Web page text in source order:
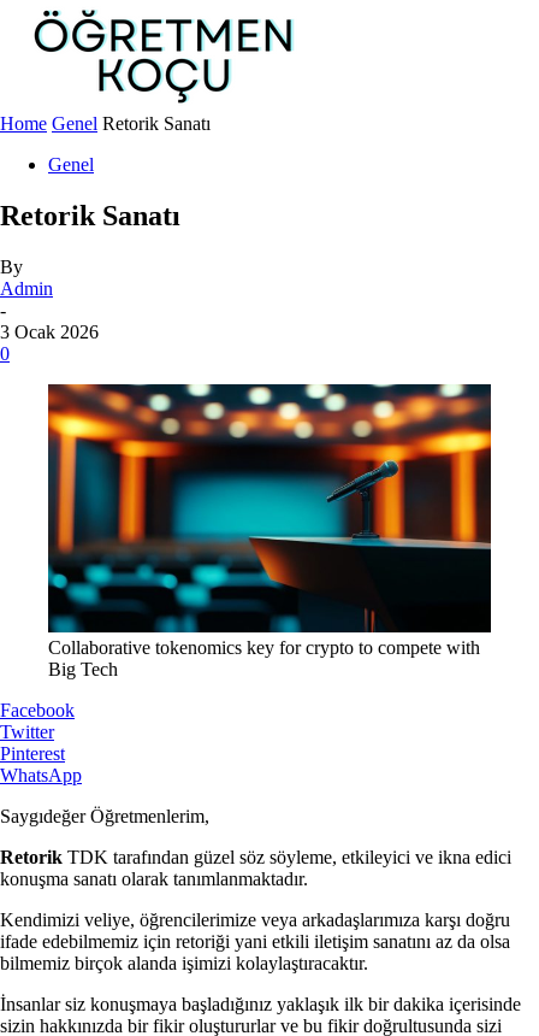
Home Genel Retorik Sanatı
Genel
Retorik Sanatı
By
Admin
-
3 Ocak 2026
0
Collaborative tokenomics key for crypto to compete with
Big Tech
Facebook
Twitter
Pinterest
WhatsApp
Saygıdeğer Öğretmenlerim,
Retorik TDK tarafından güzel söz söyleme, etkileyici ve ikna edici
konuşma sanatı olarak tanımlanmaktadır.
Kendimizi veliye, öğrencilerimize veya arkadaşlarımıza karşı doğru
ifade edebilmemiz için retoriği yani etkili iletişim sanatını az da olsa
bilmemiz birçok alanda işimizi kolaylaştıracaktır.
İnsanlar siz konuşmaya başladığınız yaklaşık ilk bir dakika içerisinde
sizin hakkınızda bir fikir oluştururlar ve bu fikir doğrultusunda sizi